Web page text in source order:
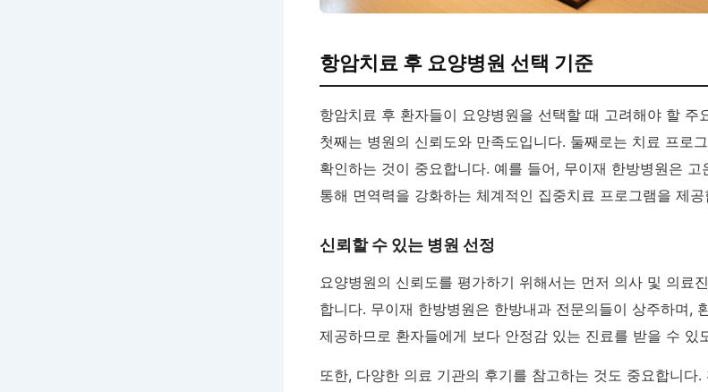
항암치료 후 요양병원 선택 기준
항암치료 후 환자들이 요양병원을 선택할 때 고려해야 할 주
첫째는 병원의 신뢰도와 만족도입니다. 둘째로는 치료 프로
확인하는 것이 중요합니다. 예를 들어, 무이재 한방병원은 고
통해 면역력을 강화하는 체계적인 집중치료 프로그램을 제공
신뢰할 수 있는 병원 선정
요양병원의 신뢰도를 평가하기 위해서는 먼저 의사 및 의료
합니다. 무이재 한방병원은 한방내과 전문의들이 상주하며,
제공하므로 환자들에게 보다 안정감 있는 진료를 받을 수 있
또한, 다양한 의료 기관의 후기를 참고하는 것도 중요합니다.